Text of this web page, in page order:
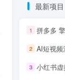
最新项目
1 拼多多 擎天柱玩
2 AI短视
3 小红书